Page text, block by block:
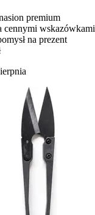
premium
cennymi wskazówkami
na prezent